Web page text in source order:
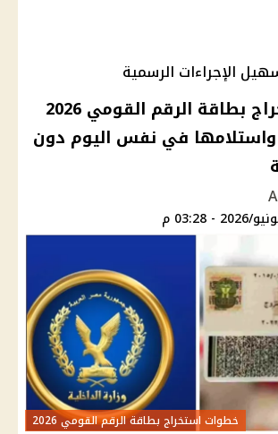
الإجراءات الرسمية
خطوات استخراج بطاقة الرقم القومي 2026
في نفس اليوم دون
خطوات استخراج بطاقة الرقم القومي 2026